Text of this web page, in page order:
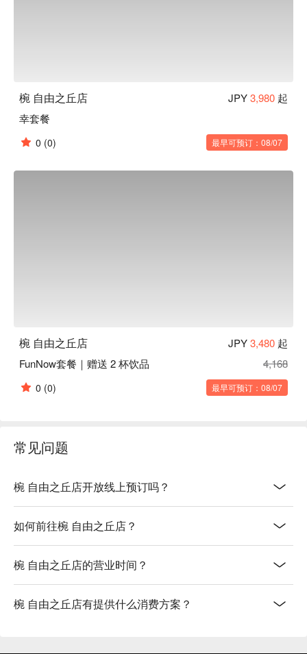
椀 自由之丘店 JPY3,980 起
幸套餐
0 (0) 最早可预订：08/07
椀 自由之丘店 JPY3,480 起
FunNow套餐｜赠送 2 杯饮品
4,168
0 (0) 最早可预订：08/07
常见问题
椀 自由之丘店开放线上预订吗？
如何前往椀 自由之丘店？
椀 自由之丘店的营业时间？
椀 自由之丘店有提供什么消费方案？